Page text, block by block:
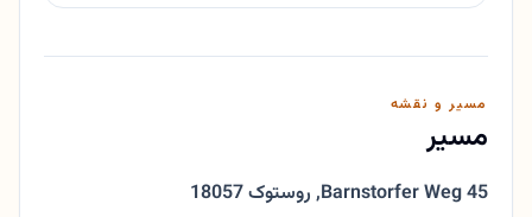
مسیر و نقشه
مسیر
Barnstorfer Weg 45
, 18057 روستوک